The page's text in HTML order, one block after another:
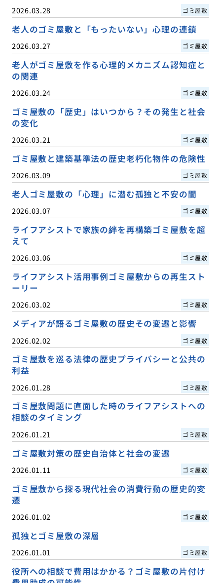
2026.03.28 ゴミ屋敷
老人のゴミ屋敷と「もったいない」心理の連鎖
2026.03.27 ゴミ屋敷
老人がゴミ屋敷を作る心理的メカニズム認知症と
の関連
2026.03.24 ゴミ屋敷
ゴミ屋敷の「歴史」はいつから？その発生と社会
の変化
2026.03.21 ゴミ屋敷
ゴミ屋敷と建築基準法の歴史老朽化物件の危険性
2026.03.09 ゴミ屋敷
老人ゴミ屋敷の「心理」に潜む孤独と不安の闇
2026.03.07 ゴミ屋敷
ライフアシストで家族の絆を再構築ゴミ屋敷を超
えて
2026.03.06 ゴミ屋敷
ライフアシスト活用事例ゴミ屋敷からの再生スト
ーリー
2026.03.02 ゴミ屋敷
メディアが語るゴミ屋敷の歴史その変遷と影響
2026.02.02 ゴミ屋敷
ゴミ屋敷を巡る法律の歴史プライバシーと公共の
利益
2026.01.28 ゴミ屋敷
ゴミ屋敷問題に直面した時のライフアシストへの
相談のタイミング
2026.01.21 ゴミ屋敷
ゴミ屋敷対策の歴史自治体と社会の変遷
2026.01.11 ゴミ屋敷
ゴミ屋敷から探る現代社会の消費行動の歴史的変
遷
2026.01.02 ゴミ屋敷
孤独とゴミ屋敷の深層
2026.01.01 ゴミ屋敷
役所への相談で費用はかかる？ゴミ屋敷の片付け